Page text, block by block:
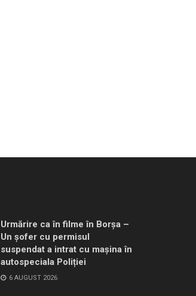
Urmărire ca în filme în Borșa –
Un șofer cu permisul
suspendat a intrat cu mașina în
autospeciala Poliției
6 AUGUST 2026